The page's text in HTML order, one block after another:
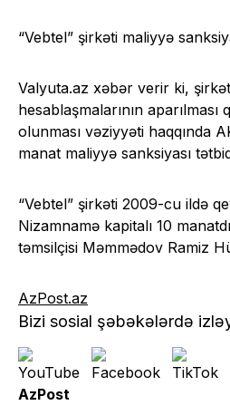
“Vebtel” şirkəti maliyyə
Valyuta.az xəbər verir ki,
hesablaşmalarının aparılması
olunması vəziyyəti haqqında
manat maliyyə sanksiyası
“Vebtel” şirkəti 2009-cu ildə
Nizamnamə kapitalı 10
təmsilçisi Məmmədov Ramiz
AzPost.az
Bizi sosial şəbəkələrdə
AzPost